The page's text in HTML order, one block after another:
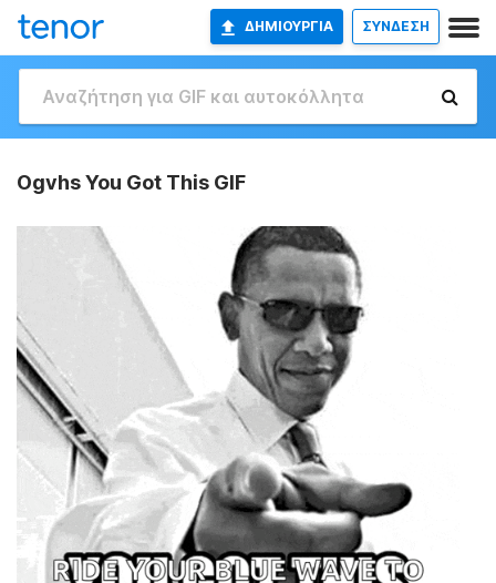
ΔΗΜΙΟΥΡΓΊΑ ΣΥΝΔΕΣΗ
Ogvhs You Got This GIF